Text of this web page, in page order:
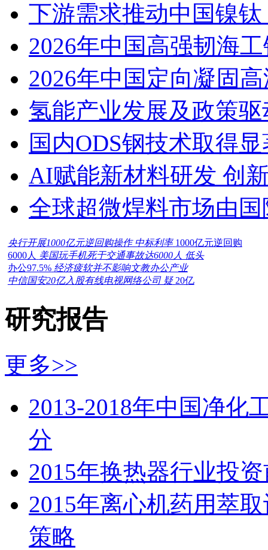
下游需求推动中国镍
2026年中国高强韧海
2026年中国定向凝固
氢能产业发展及政策
国内ODS钢技术取得
AI赋能新材料研发 创
全球超微焊料市场由
央行开展1000亿元逆回购操作 中标利率 1000亿元逆回购
6000人 美国玩手机死于交通事故达6000人 低头
办公97.5% 经济疲软并不影响文教办公产业
中信国安20亿入股有线电视网络公司 疑 20亿
研究报告
更多>>
2013-2018年中国净化
分
2015年换热器行业投
2015年离心机药用萃
策略